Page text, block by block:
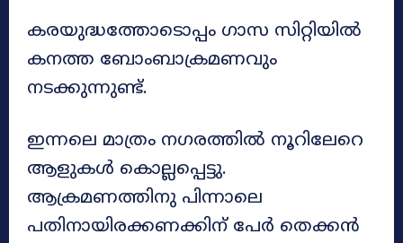
കരയുദ്ധത്തോടൊപ്പം ഗാസ സിറ്റിയിൽ
കനത്ത ബോംബാക്രമണവും
നടക്കുന്നുണ്ട്.
ഇന്നലെ മാത്രം നഗരത്തിൽ നൂറിലേറെ
ആളുകൾ കൊല്ലപ്പെട്ടു.
ആക്രമണത്തിനു പിന്നാലെ
പതിനായിരക്കണക്കിന് പേർ തെക്കൻ